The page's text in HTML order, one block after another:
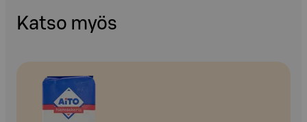
Katso myös